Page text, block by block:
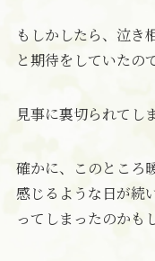
もしかしたら、泣き
と期待をしていたの
見事に裏切られてし
確かに、このところ
感じるような日が続
ってしまったのかも